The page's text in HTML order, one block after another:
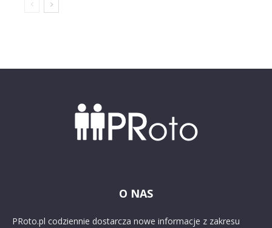
O NAS
PRoto.pl codziennie dostarcza nowe informacje z zakresu